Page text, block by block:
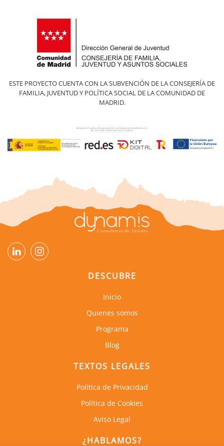
ESTE PROYECTO CUENTA CON LA SUBVENCIÓN DE LA CONSEJERÍA DE
FAMILIA, JUVENTUD Y POLÍTICA SOCIAL DE LA COMUNIDAD DE
MADRID.
DESCUBRE
Inicio
Quienes somos
Programa
Blog
TEXTOS LEGALES
Política de Privacidad
Política de Cookies
Aviso Legal
¿HABLAMOS?